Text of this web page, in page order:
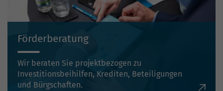
Förderberatung
Wir beraten Sie projektbezogen zu
Investitionsbeihilfen, Krediten, Beteiligungen
und Bürgschaften.